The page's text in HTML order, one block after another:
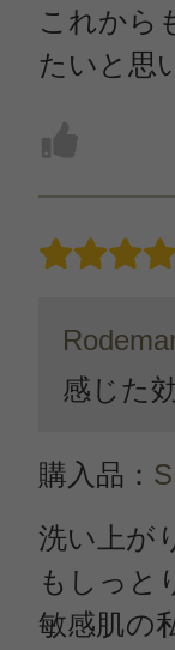
これから
たいと思
感じた
購入品：
洗い上が
もしっと
敏感肌の